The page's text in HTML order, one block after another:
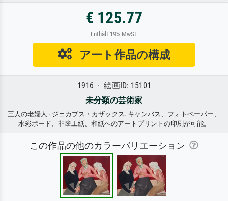
€ 125.77
Enthält 19% MwSt.
アート作品の構成
1916 · 絵画ID: 15101
未分類の芸術家
三人の老婦人 · ジェカブス・カザックス. キャンバス、フォトペーパー、
水彩ボード、非塗工紙、和紙へのアートプリントの印刷が可能。
この作品の他のカラーバリエーション